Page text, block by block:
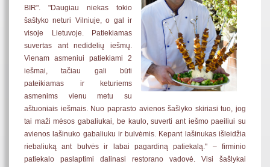
BIR". "Daugiau niekas tokio
šašlyko neturi Vilniuje, o gal ir
visoje Lietuvoje. Patiekiamas
suvertas ant nedidelių iešmų.
Vienam asmeniui patiekiami 2
iešmai, tačiau gali būti
pateikiamas ir keturiems
asmenims vienu metu su
aštuoniais iešmais. Nuo paprasto avienos šašlyko skiriasi tuo, jog
tai maži mėsos gabaliukai, be kaulo, suverti ant iešmo paeiliui su
avienos lašinuko gabaliuku ir bulvėmis. Kepant lašinukas išleidžia
riebaliuką ant bulvės ir labai pagardiną patiekalą." – firminio
patiekalo paslaptimi dalinasi restorano vadovė. Visi šašlykai